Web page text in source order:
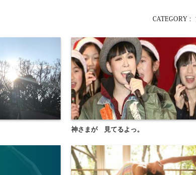
CATEGORY :
神さまが 見てるよっ。